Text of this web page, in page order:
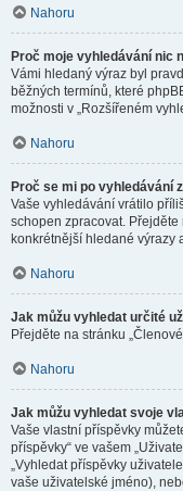
Nahoru
Proč moje vyhledávání nic
Vámi hledaný výraz byl
běžných termínů, které
možnosti v „Rozšířeném
Nahoru
Proč se mi po vyhledávání
Vaše vyhledávání vrátilo
schopen zpracovat. Přejděte
konkrétnější hledané výrazy
Nahoru
Jak můžu vyhledat určité
Přejděte na stránku
Nahoru
Jak můžu vyhledat svoje
Vaše vlastní příspěvky
příspěvky“ ve vašem
„Vyhledat příspěvky
vaše uživatelské jméno),